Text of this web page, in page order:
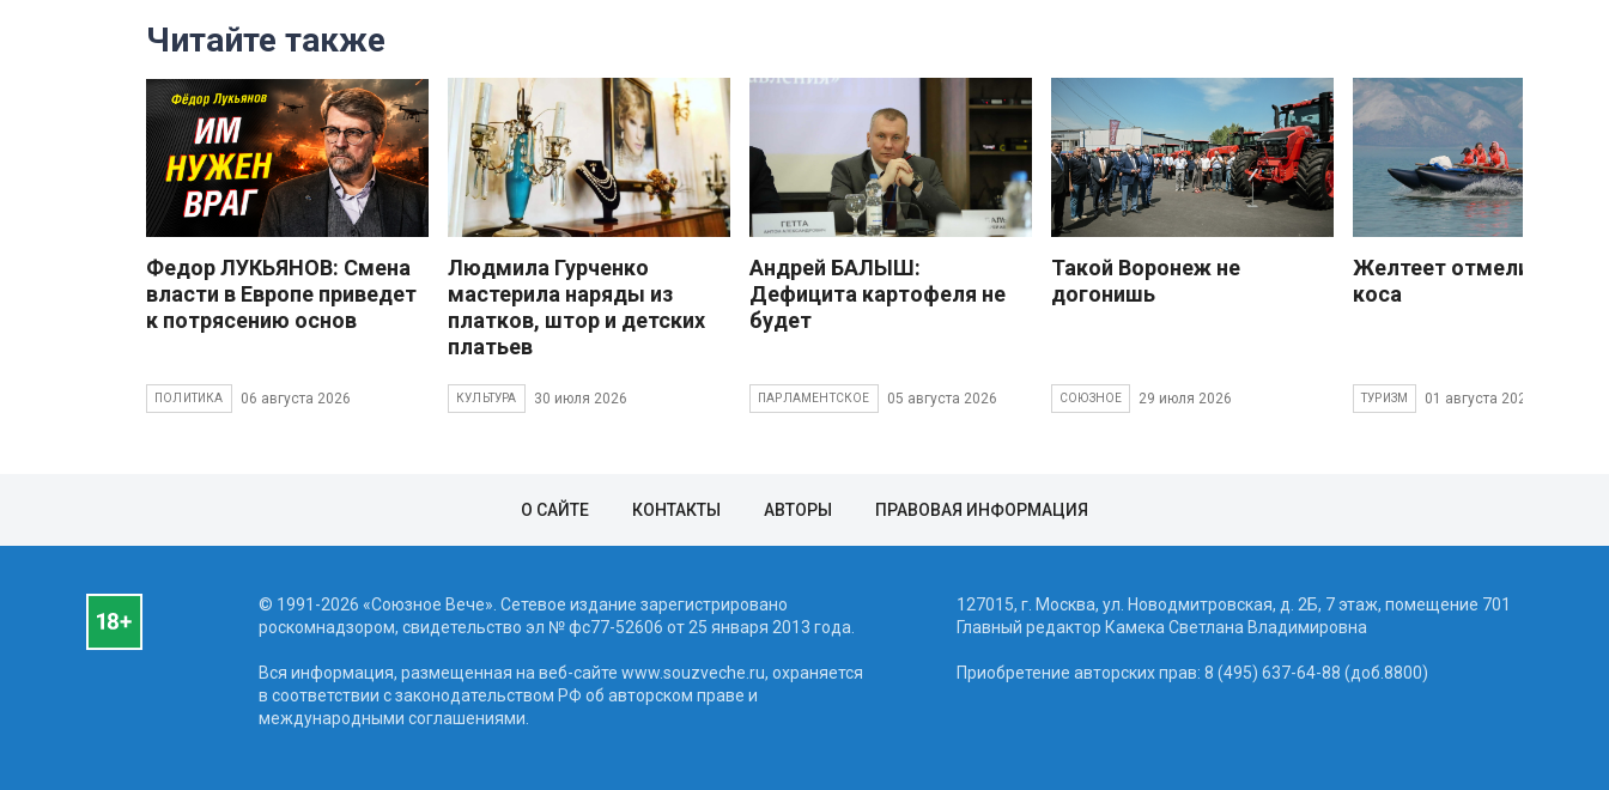
Читайте также
Федор ЛУКЬЯНОВ: Смена
власти в Европе приведет
к потрясению основ
ПОЛИТИКА 06 августа 2026
Людмила Гурченко
мастерила наряды из
платков, штор и детских
платьев
КУЛЬТУРА 30 июля 2026
Андрей БАЛЫШ:
Дефицита картофеля не
будет
ПАРЛАМЕНТСКОЕ 05 августа 2026
Такой Воронеж не
догонишь
СОЮЗНОЕ 29 июля 2026
Желтеет отмели
коса
ТУРИЗМ 01 августа 2026
О САЙТЕ КОНТАКТЫ АВТОРЫ ПРАВОВАЯ ИНФОРМАЦИЯ
© 1991-2026 «Союзное Вече». Сетевое издание зарегистрировано
роскомнадзором, свидетельство эл № фc77-52606 от 25 января 2013 года.
Вся информация, размещенная на веб-сайте www.souzveche.ru, охраняется
в соответствии с законодательством РФ об авторском праве и
международными соглашениями.
127015, г. Москва, ул. Новодмитровская, д. 2Б, 7 этаж, помещение 701
Главный редактор Камека Светлана Владимировна
Приобретение авторских прав: 8 (495) 637-64-88 (доб.8800)